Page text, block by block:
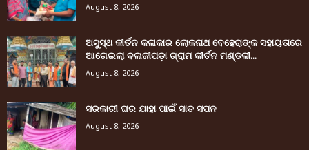
August 8, 2026
ଅସୁସ୍ଥ କୀର୍ତନ କଳାକାର ଲୋକନାଥ ବେହେରାଙ୍କ ସହାୟତାରେ
ଆଗେଇଲା ବଳାଜୀପଡ଼ା ଗ୍ରାମ କୀର୍ତନ ମଣ୍ଡଳୀ...
August 8, 2026
ସରକାରୀ ଘର ଯାହା ପାଇଁ ସାତ ସପନ
August 8, 2026